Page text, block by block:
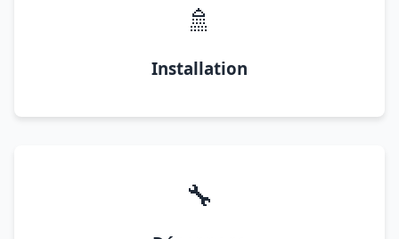
🚿
Installation
🔧